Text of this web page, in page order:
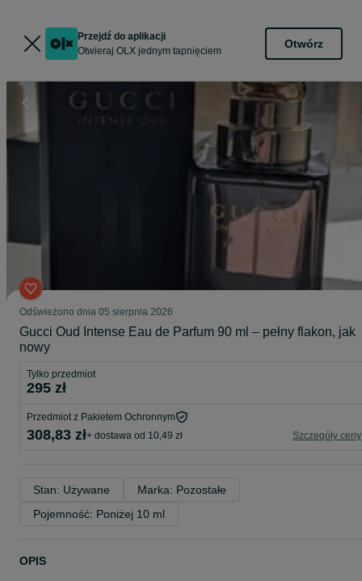
Przejdź do aplikacji
Otwieraj OLX jednym tapnięciem
Otwórz
Odświeżono dnia 05 sierpnia 2026
Gucci Oud Intense Eau de Parfum 90 ml – pełny flakon, jak
nowy
Tylko przedmiot
295 zł
Przedmiot z Pakietem Ochronnym
308,83 zł+ dostawa od 10,49 zł Szczegóły ceny
Stan: Używane
Marka: Pozostałe
Pojemność: Poniżej 10 ml
OPIS